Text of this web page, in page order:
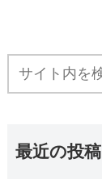
最近の投稿